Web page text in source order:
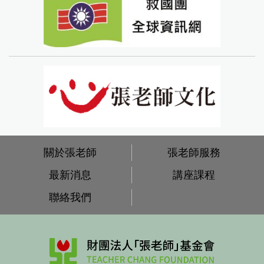
關於張老師
張老師服務
最新消息
講座課程
聯絡我們